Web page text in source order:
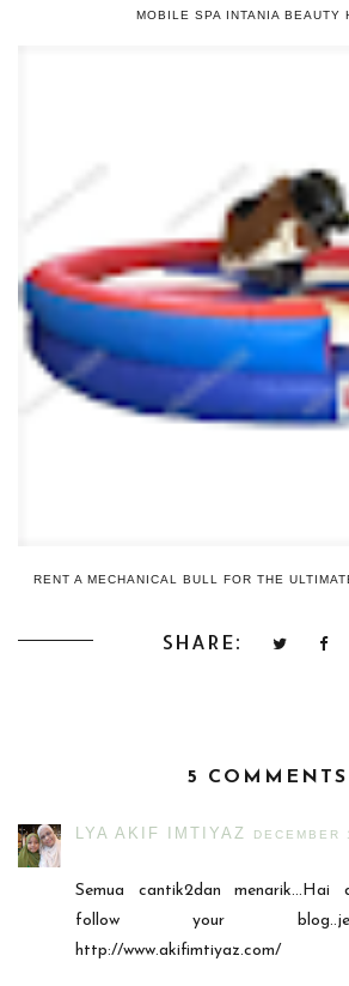
MOBILE SPA INTANIA BEAUTY
RENT A MECHANICAL BULL FOR THE
SHARE:
5 COMMENTS
LYA AKIF IMTIYAZ
Semua cantik2dan menarik...Hai
follow your
http://www.akifimtiyaz.com/